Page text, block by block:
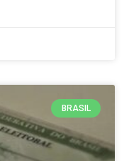
BRASIL